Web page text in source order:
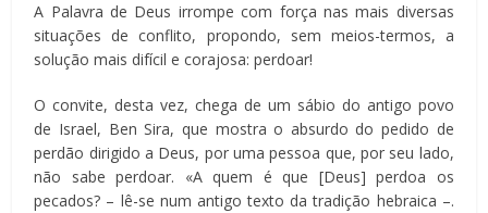
A Palavra de Deus irrompe com força nas mais diversas
situações de conflito, propondo, sem meios-termos, a
solução mais difícil e corajosa: perdoar!
O convite, desta vez, chega de um sábio do antigo povo
de Israel, Ben Sira, que mostra o absurdo do pedido de
perdão dirigido a Deus, por uma pessoa que, por seu lado,
não sabe perdoar. «A quem é que [Deus] perdoa os
pecados? – lê-se num antigo texto da tradição hebraica –.